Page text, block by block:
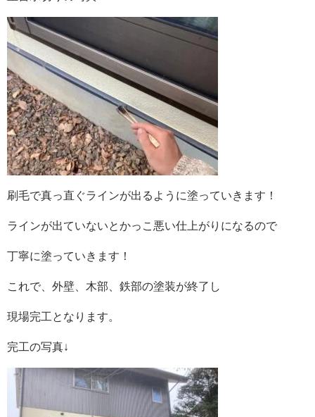
刷毛で真っ直ぐラインが出るように塗っていきます！
ラインが出ていないとかっこ悪い仕上がりになるので
丁寧に塗っていきます！
これで、外壁、木部、鉄部の塗装が終了し
現場完工となります。
完工の写真↓